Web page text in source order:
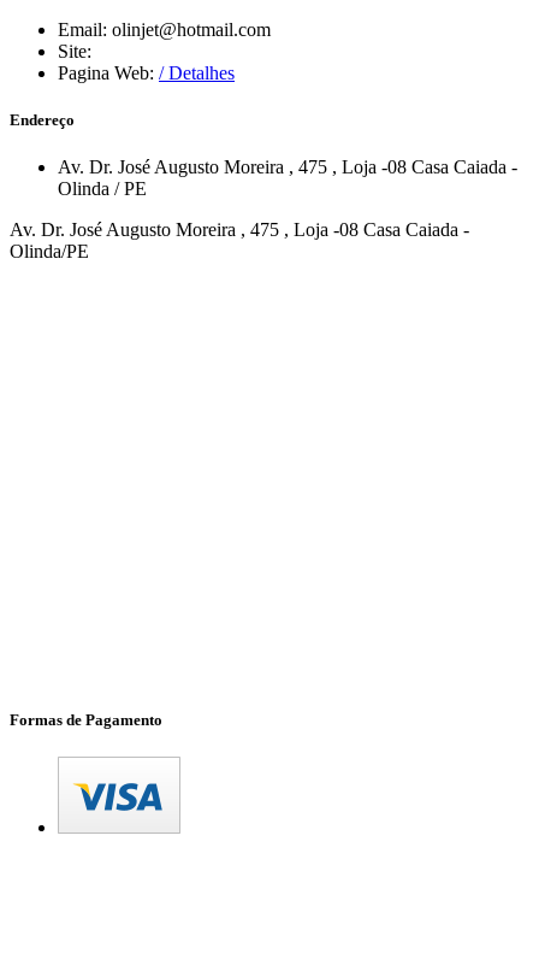
Email: olinjet@hotmail.com
Site:
Pagina Web: / Detalhes
Endereço
Av. Dr. José Augusto Moreira , 475 , Loja -08 Casa Caiada -
Olinda /PE
Av. Dr. José Augusto Moreira , 475 , Loja -08 Casa Caiada -
Olinda/PE
Formas de Pagamento